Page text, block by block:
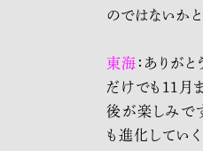
のではないか
東海 ：ありが
だけでも11月
後が楽しみで
も進化してい